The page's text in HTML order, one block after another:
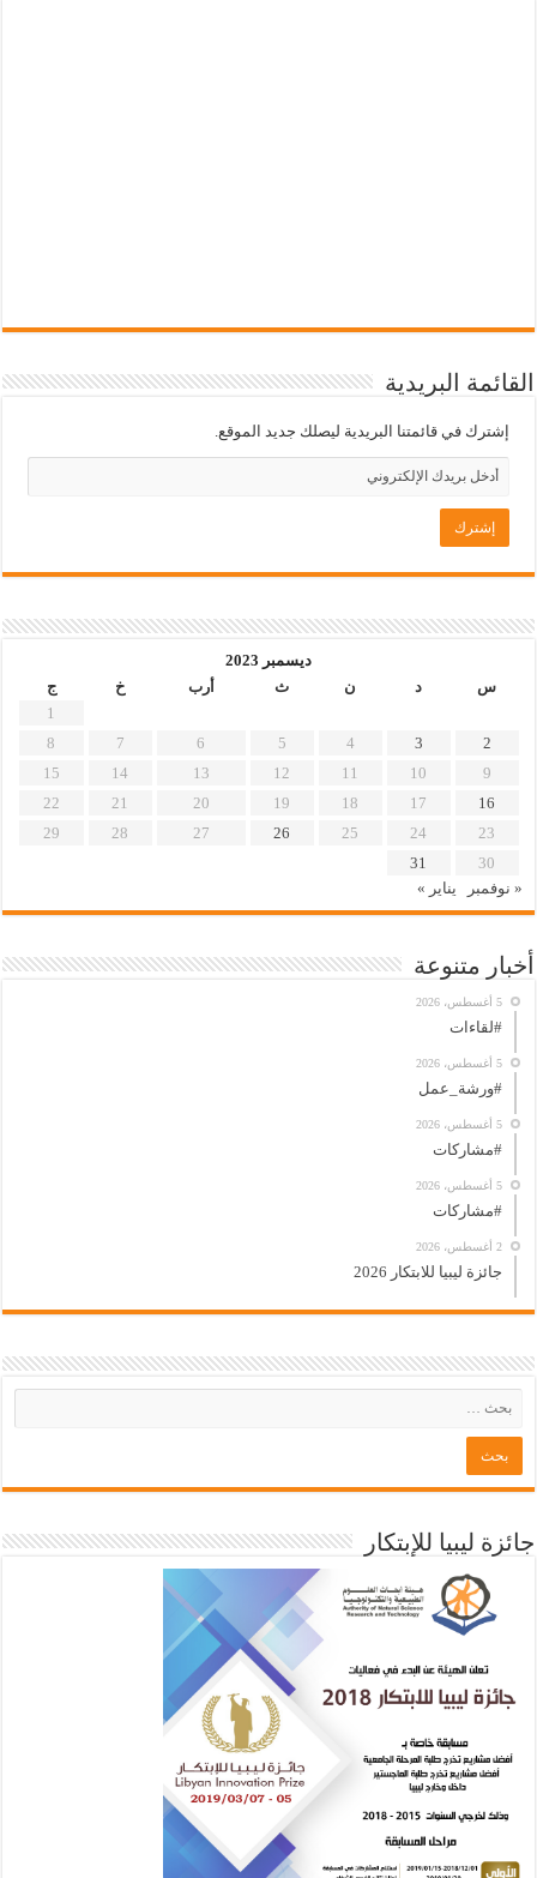
القائمة البريدية
إشترك في قائمتنا البريدية ليصلك جديد الموقع.
ديسمبر 2023
س
د ن ث أرب خ
ج
1
2
3
4
5
6
7
8
9
10
11
12
13
14
15
16
17
18
19
20
21
22
23
24
25
26
27
28
29
30
31
« نوفمبر
يناير »
أخبار متنوعة
5 أغسطس، 2026
#لقاءات
5 أغسطس، 2026
#ورشة_عمل
5 أغسطس، 2026
#مشاركات
5 أغسطس، 2026
#مشاركات
2 أغسطس، 2026
جائزة ليبيا للابتكار 2026
جائزة ليبيا للإبتكار